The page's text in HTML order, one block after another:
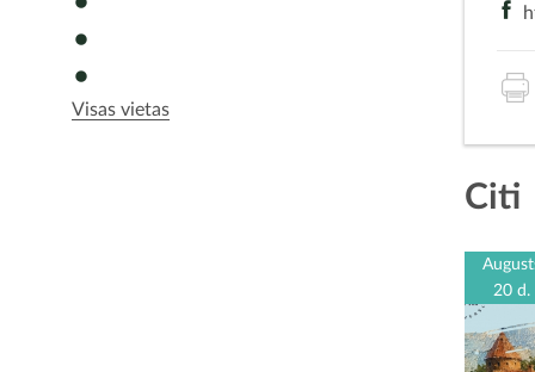
Visas vietas
Citi
20 d.